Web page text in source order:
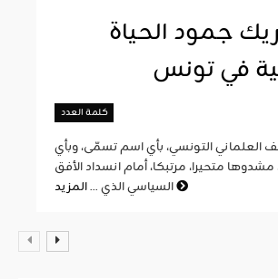
جمود الحياة
في تونس
كلمة العدد
العلماني التونسي، بأي اسم تسمّى، وبأي
متحيرا، مرتبكا، أمام انسداد الأفق
السياسي الذي ...